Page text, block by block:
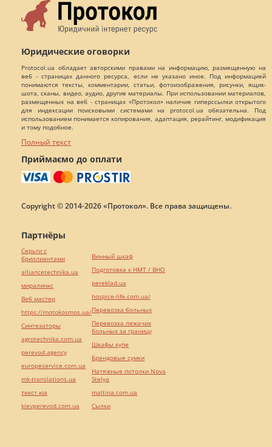
Юридические оговорки
Protocol.ua обладает авторскими правами на информацию, размещенную на
веб - страницах данного ресурса, если не указано иное. Под информацией
понимаются тексты, комментарии, статьи, фотоизображения, рисунки, ящик-
шота, сканы, видео, аудио, другие материалы. При использовании материалов,
размещенных на веб - страницах «Протокол» наличие гиперссылки открытого
для индексации поисковыми системами на protocol.ua обязательна. Под
использованием понимается копирования, адаптация, рерайтинг, модификация
и тому подобное.
Полный текст
Приймаємо до оплати
Copyright © 2014-2026 «Протокол». Все права защищены.
Партнёры
Серьги с
бриллиантами
alliancetechnika.ua
миралинкс
Веб мастер
https://motokosmos.ua/
Синтезаторы
agrotechnika.com.ua
perevod.agency
europeservice.com.ua
mk-translations.ua
текст юа
kievperevod.com.ua
Винный шкаф
Подготовка к НМТ / ВНО
pereklad.ua
hospice-life.com.ua/
Перевозка больных
Перевозка лежачих
больных за границу
Шкафы купе
Брендовые сумки
Натяжные потолки Nova
Stelya
maltina.com.ua
Cылки